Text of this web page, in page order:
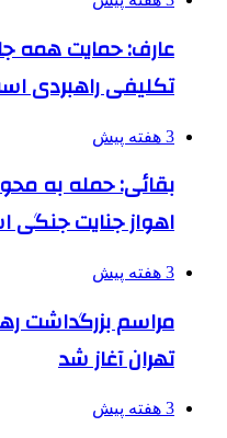
عارف: حمایت همه
تکلیفی راهبردی
3 هفته پیش
بقائی: حمله به
اهواز جنایت
3 هفته پیش
مراسم بزرگداشت
تهران آغاز شد
3 هفته پیش